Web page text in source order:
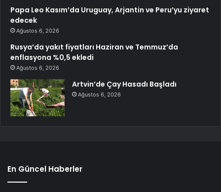
Papa Leo Kasım’da Uruguay, Arjantin ve Peru’yu ziyaret
edecek
Ağustos 6, 2026
Rusya’da yakıt fiyatları Haziran ve Temmuz’da
enflasyona %0,5 ekledi
Ağustos 6, 2026
Artvin’de Çay Hasadı Başladı
Ağustos 6, 2026
En Güncel Haberler